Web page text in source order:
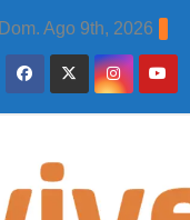
Dom. Ago 9th, 2026